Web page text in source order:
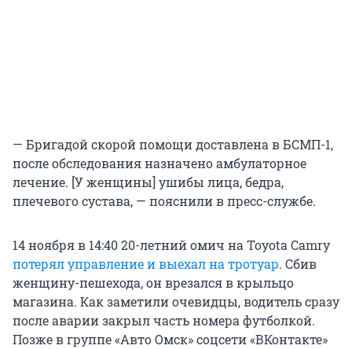
— Бригадой скорой помощи доставлена в БСМП-1,
после обследования назначено амбулаторное
лечение. [У женщины] ушибы лица, бедра,
плечевого сустава, — пояснили в пресс-службе.
14 ноября в 14:40 20-летний омич на Toyota Camry
потерял управление и выехал на тротуар. Сбив
женщину-пешехода, он врезался в крыльцо
магазина. Как заметили очевидцы, водитель сразу
после аварии закрыл часть номера футболкой.
Позже в группе «Авто Омск» соцсети «ВКонтакте»